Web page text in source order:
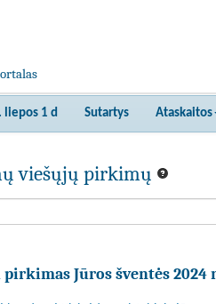
liepos 1 d Sutartys Ataskaitos
viešųjų pirkimų
pirkimas Jūros šventės